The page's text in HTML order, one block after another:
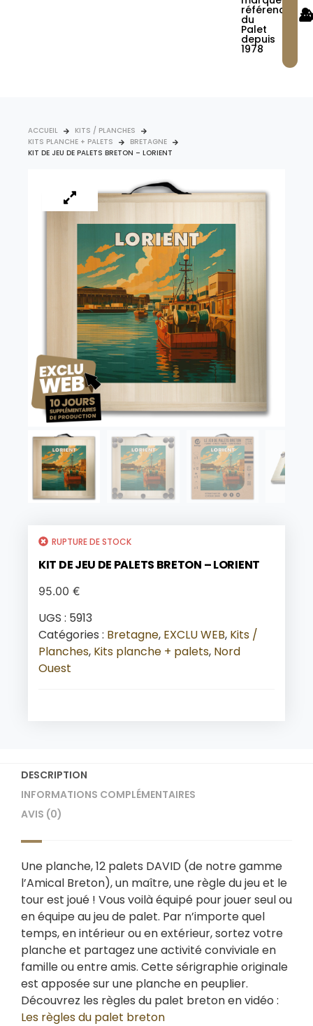
référence
du
Palet
depuis
1978
ACCUEIL
KITS / PLANCHES
KITS PLANCHE + PALETS
BRETAGNE
KIT DE JEU DE PALETS BRETON – LORIENT
RUPTURE DE STOCK
KIT DE JEU DE PALETS BRETON – LORIENT
95.00 €
UGS : 5913
Catégories : Bretagne, EXCLU WEB, Kits /
Planches, Kits planche + palets, Nord
Ouest
DESCRIPTION
INFORMATIONS COMPLÉMENTAIRES
AVIS (0)
Une planche, 12 palets DAVID (de notre gamme
l’Amical Breton), un maître, une règle du jeu et le
tour est joué ! Vous voilà équipé pour jouer seul ou
en équipe au jeu de palet. Par n’importe quel
temps, en intérieur ou en extérieur, sortez votre
planche et partagez une activité conviviale en
famille ou entre amis. Cette sérigraphie originale
est apposée sur une planche en peuplier.
Découvrez les règles du palet breton en vidéo :
Les règles du palet breton